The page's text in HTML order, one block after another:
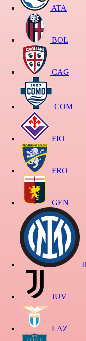
ATA
BOL
CAG
COM
FIO
FRO
GEN
JUV
LAZ